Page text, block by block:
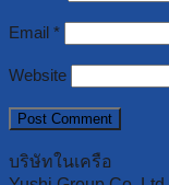
Email *
Website
บริษัทในเครือ